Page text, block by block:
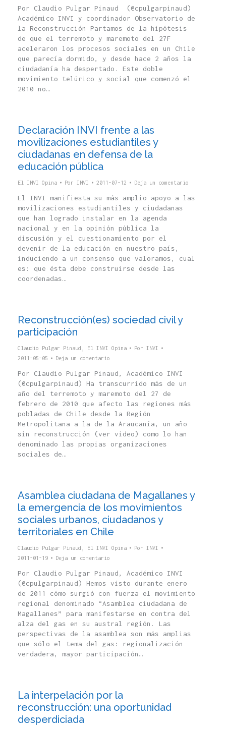
Por Claudio Pulgar Pinaud (@cpulgarpinaud)
Académico INVI y coordinador Observatorio de
la Reconstrucción Partamos de la hipótesis
de que el terremoto y maremoto del 27F
aceleraron los procesos sociales en un Chile
que parecía dormido, y desde hace 2 años la
ciudadanía ha despertado. Este doble
movimiento telúrico y social que comenzó el
2010 no…
Declaración INVI frente a las
movilizaciones estudiantiles y
ciudadanas en defensa de la
educación pública
El INVI Opina Por INVI 2011-07-12 Deja un comentario
El INVI manifiesta su más amplio apoyo a las
movilizaciones estudiantiles y ciudadanas
que han logrado instalar en la agenda
nacional y en la opinión pública la
discusión y el cuestionamiento por el
devenir de la educación en nuestro país,
induciendo a un consenso que valoramos, cual
es: que ésta debe construirse desde las
coordenadas…
Reconstrucción(es) sociedad civil y
participación
Claudio Pulgar Pinaud El INVI Opina Por INVI
2011-05-05
Deja un comentario
Por Claudio Pulgar Pinaud, Académico INVI
(@cpulgarpinaud) Ha transcurrido más de un
año del terremoto y maremoto del 27 de
febrero de 2010 que afecto las regiones más
pobladas de Chile desde la Región
Metropolitana a la de la Araucanía, un año
sin reconstrucción (ver video) como lo han
denominado las propias organizaciones
sociales de…
Asamblea ciudadana de Magallanes y
la emergencia de los movimientos
sociales urbanos, ciudadanos y
territoriales en Chile
Claudio Pulgar Pinaud El INVI Opina Por INVI
2011-01-19
Deja un comentario
Por Claudio Pulgar Pinaud, Académico INVI
(@cpulgarpinaud) Hemos visto durante enero
de 2011 cómo surgió con fuerza el movimiento
regional denominado “Asamblea ciudadana de
Magallanes” para manifestarse en contra del
alza del gas en su austral región. Las
perspectivas de la asamblea son más amplias
que sólo el tema del gas: regionalización
verdadera, mayor participación…
La interpelación por la
reconstrucción: una oportunidad
desperdiciada